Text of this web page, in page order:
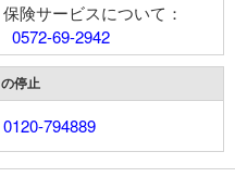
保険サービスについて：
0572-69-2942
停止
0120-794889